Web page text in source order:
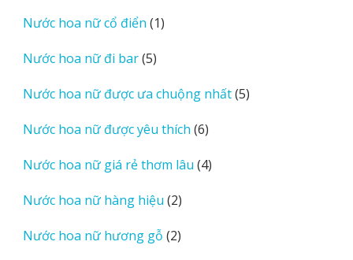
Nước hoa nữ cổ điển 11
Nước hoa nữ đi bar 55
phẩm
Nước hoa nữ được ưa chuộng nhất 55
Nước hoa nữ được yêu thích 66
phẩm
Nước hoa nữ giá rẻ thơm lâu 44
Nước hoa nữ hàng hiệu 22
phẩm
Nước hoa nữ hương gỗ 22